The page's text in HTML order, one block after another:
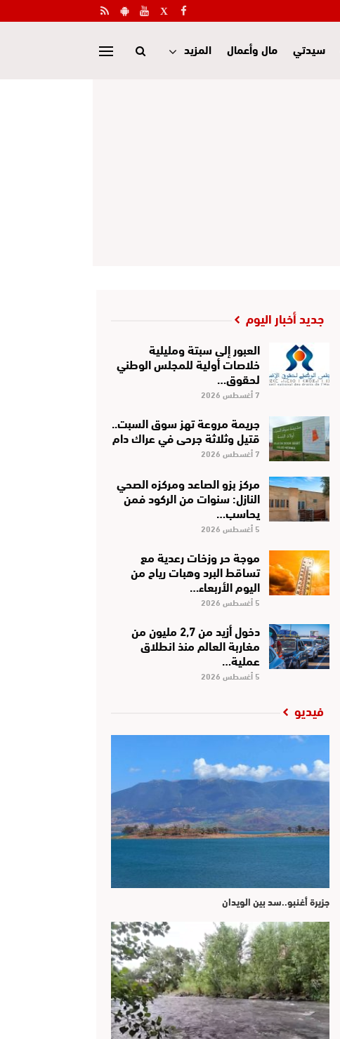
سيدتي مال وأعمال المزيد
جديد أخبار اليوم
العبور إلى سبتة ومليلية
خلاصات أولية للمجلس الوطني
لحقوق…
7 أغسطس 2026
جريمة مروعة تهز سوق السبت..
قتيل وثلاثة جرحى في عراك دام
7 أغسطس 2026
مركز بزو الصاعد ومركزه الصحي
النازل: سنوات من الركود فمن
يحاسب…
5 أغسطس 2026
موجة حر وزخات رعدية مع
تساقط البرد وهبات رياح من
اليوم الأربعاء…
5 أغسطس 2026
دخول أزيد من 2,7 مليون من
مغاربة العالم منذ انطلاق
عملية…
5 أغسطس 2026
فيديو
جزيرة أغنبو..سد بين الويدان